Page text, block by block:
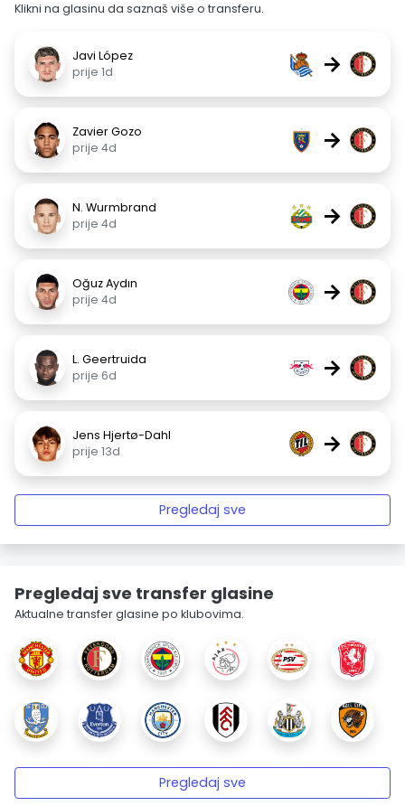
Klikni na glasinu da saznaš više o transferu.
Javi López
prije 1d
→
Zavier Gozo
prije 4d
→
N. Wurmbrand
prije 4d
→
Oğuz Aydın
prije 4d
→
L. Geertruida
prije 6d
→
Jens Hjertø-Dahl
prije 13d
→
Pregledaj sve
Pregledaj sve transfer glasine
Aktualne transfer glasine po klubovima.
Pregledaj sve